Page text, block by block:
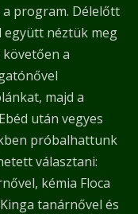
program. Délelőtt
együtt néztük meg
a
majd a
után vegyes
próbalhattunk
választani:
kémia Floca
tanárnővel és